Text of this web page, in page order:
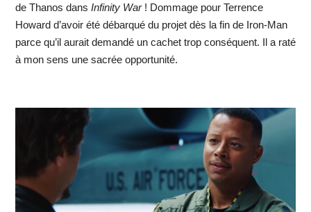
de Thanos dans Infinity War! Dommage pour Terrence
Howard d’avoir été débarqué du projet dès la fin de Iron-Man
parce qu’il aurait demandé un cachet trop conséquent. Il a raté
à mon sens une sacrée opportunité.